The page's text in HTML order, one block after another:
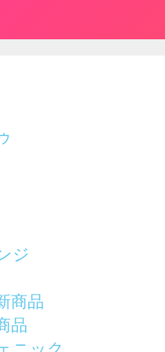
ジ
商品
品